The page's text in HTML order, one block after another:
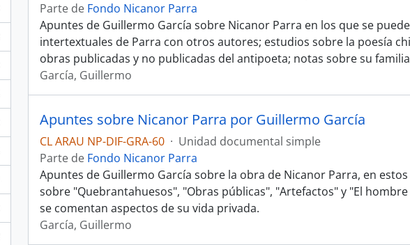
Parte de Fondo Nicanor Parra
Apuntes de Guillermo García sobre Nicanor Parra en los que se
intertextuales de Parra con otros autores; estudios sobre la poesía
obras publicadas y no publicadas del antipoeta; notas sobre su familia
García, Guillermo
Apuntes sobre Nicanor Parra por Guillermo García
CL ARAU NP-DIF-GRA-60 · Unidad documental simple
Parte de Fondo Nicanor Parra
Apuntes de Guillermo García sobre la obra de Nicanor Parra, en
sobre "Quebrantahuesos", "Obras públicas", "Artefactos" y "El
se comentan aspectos de su vida privada.
García, Guillermo